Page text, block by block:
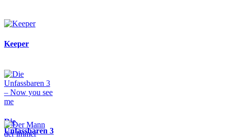
Keeper
Die
Unfassbaren 3